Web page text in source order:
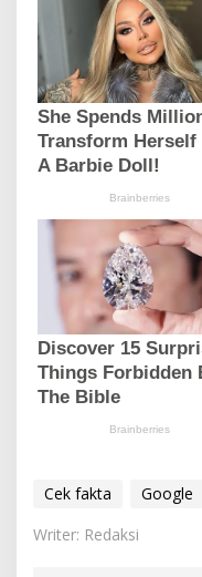
Cek fakta Google
Writer: Redaksi